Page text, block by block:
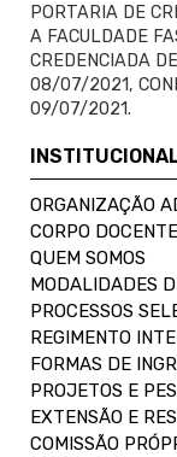
PORTARIA DE
A FACULDADE
CREDENCIADA
08/07/2021,
09/07/2021.
ORGANIZAÇÃO
CORPO DOCENTE
QUEM SOMOS
MODALIDADES
PROCESSOS
REGIMENTO
FORMAS DE
PROJETOS E
EXTENSÃO E
COMISSÃO